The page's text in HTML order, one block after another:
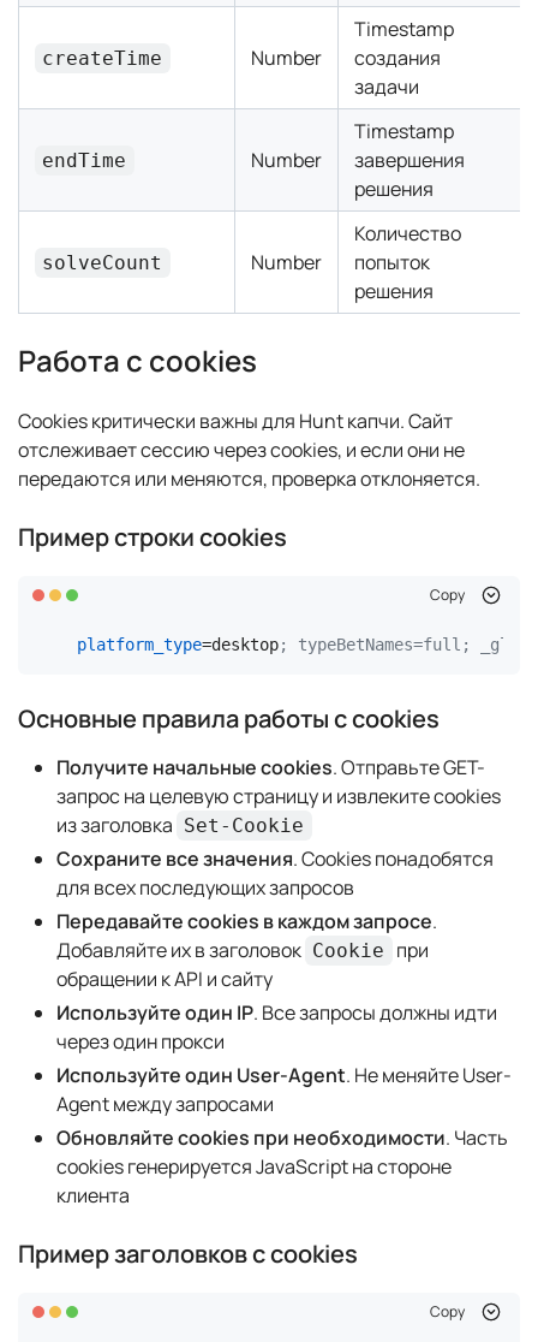
createTime Number
Timestamp
создания
задачи
endTime Number
Timestamp
завершения
решения
solveCount Number
Количество
попыток
решения
Работа с cookies
Cookies критически важны для Hunt капчи. Сайт
отслеживает сессию через cookies, и если они не
передаются или меняются, проверка отклоняется.
Пример строки cookies
Copy
platform_type=desktop; typeBetNames=full;
Основные правила работы с cookies
Получите начальные cookies. Отправьте GET-
запрос на целевую страницу и извлеките cookies
из заголовка Set-Cookie
Сохраните все значения. Cookies понадобятся
для всех последующих запросов
Передавайте cookies в каждом запросе.
Добавляйте их в заголовок Cookie
при
обращении к API и сайту
Используйте один IP. Все запросы должны идти
через один прокси
Используйте один User-Agent. Не меняйте User-
Agent между запросами
Обновляйте cookies при необходимости. Часть
cookies генерируется JavaScript на стороне
клиента
Пример заголовков с cookies
Copy